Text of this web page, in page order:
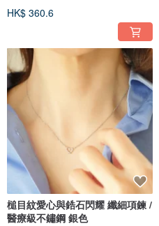
HK$ 360.6
槌目紋愛心與鋯石閃耀 纖細項鍊 /
醫療級不鏽鋼 銀色